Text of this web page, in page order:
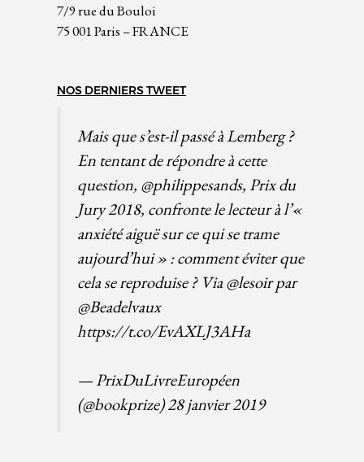
7/9 rue du Bouloi
75 001 Paris – FRANCE
NOS DERNIERS TWEET
Mais que s’est-il passé à Lemberg ?
En tentant de répondre à cette
question, @philippesands, Prix du
Jury 2018, confronte le lecteur à l’«
anxiété aiguë sur ce qui se trame
aujourd’hui » : comment éviter que
cela se reproduise ? Via@lesoirpar
@Beadelvaux
https://t.co/EvAXLJ3AHa
— PrixDuLivreEuropéen
(@bookprize)28 janvier 2019